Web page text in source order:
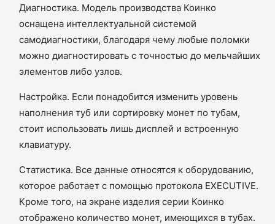
Диагностика. Модель производства Коинко
оснащена интеллектуальной системой
самодиагностики, благодаря чему любые поломки
можно диагностировать с точностью до мельчайших
элементов либо узлов.
Настройка. Если понадобится изменить уровень
наполнения туб или сортировку монет по тубам,
стоит использовать лишь дисплей и встроенную
клавиатуру.
Статистика. Все данные относятся к оборудованию,
которое работает с помощью протокола EXECUTIVE.
Кроме того, на экране изделия серии Коинко
отображено количество монет, имеющихся в тубах.